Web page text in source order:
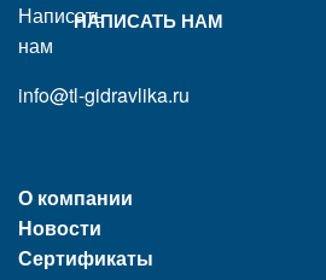
НАПИСАТЬ НАМ
info@tl-gidravlika.ru
О компании
Новости
Сертификаты